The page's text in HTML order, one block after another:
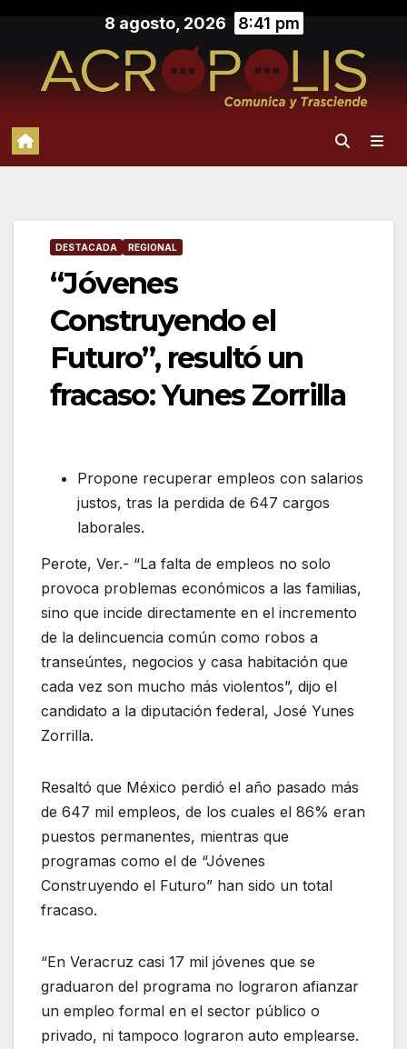
contenido
8 agosto, 2026 8:41 pm
DESTACADA REGIONAL
“Jóvenes
Construyendo el
Futuro”, resultó un
fracaso: Yunes Zorrilla
Propone recuperar empleos con salarios
justos, tras la perdida de 647 cargos
laborales.
Perote, Ver.- “La falta de empleos no solo
provoca problemas económicos a las familias,
sino que incide directamente en el incremento
de la delincuencia común como robos a
transeúntes, negocios y casa habitación que
cada vez son mucho más violentos”, dijo el
candidato a la diputación federal, José Yunes
Zorrilla.
Resaltó que México perdió el año pasado más
de 647 mil empleos, de los cuales el 86% eran
puestos permanentes, mientras que
programas como el de “Jóvenes
Construyendo el Futuro” han sido un total
fracaso.
“En Veracruz casi 17 mil jóvenes que se
graduaron del programa no lograron afianzar
un empleo formal en el sector público o
privado, ni tampoco lograron auto emplearse.